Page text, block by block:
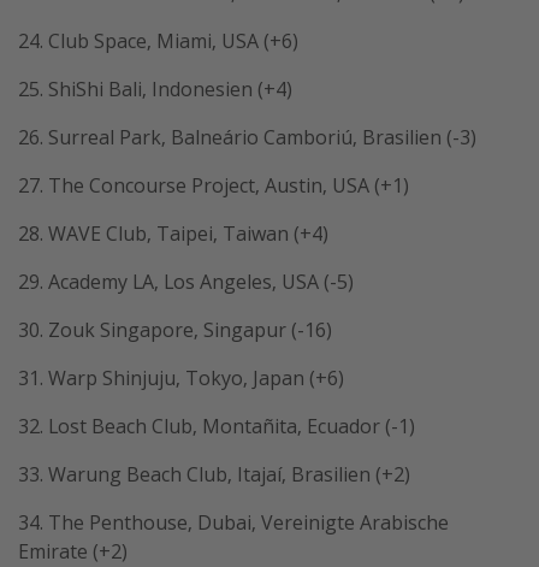
24. Club Space, Miami, USA (+6)
25. ShiShi Bali, Indonesien (+4)
26. Surreal Park, Balneário Camboriú, Brasilien (-3)
27. The Concourse Project, Austin, USA (+1)
28. WAVE Club, Taipei, Taiwan (+4)
29. Academy LA, Los Angeles, USA (-5)
30. Zouk Singapore, Singapur (-16)
31. Warp Shinjuju, Tokyo, Japan (+6)
32. Lost Beach Club, Montañita, Ecuador (-1)
33. Warung Beach Club, Itajaí, Brasilien (+2)
34. The Penthouse, Dubai, Vereinigte Arabische
Emirate (+2)